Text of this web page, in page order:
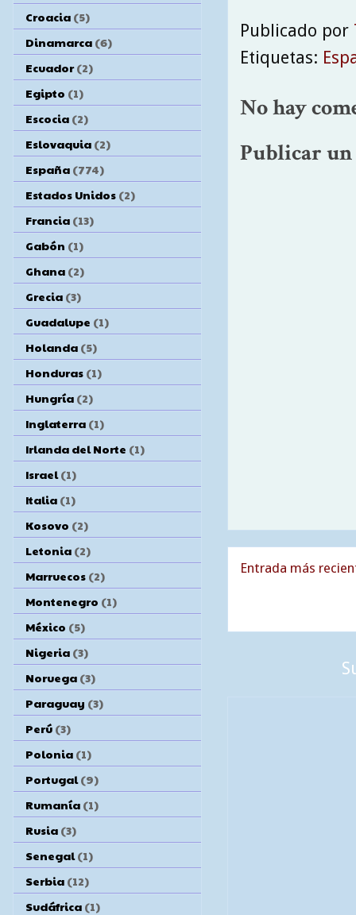
Publicado por
Etiquetas:
No hay
Publicar
Entrada más
Croacia (5)
Dinamarca (6)
Ecuador (2)
Egipto (1)
Escocia (2)
Eslovaquia (2)
España (774)
Estados Unidos (2)
Francia (13)
Gabón (1)
Ghana (2)
Grecia (3)
Guadalupe (1)
Holanda (5)
Honduras (1)
Hungría (2)
Inglaterra (1)
Irlanda del Norte (1)
Israel (1)
Italia (1)
Kosovo (2)
Letonia (2)
Marruecos (2)
Montenegro (1)
México (5)
Nigeria (3)
Noruega (3)
Paraguay (3)
Perú (3)
Polonia (1)
Portugal (9)
Rumanía (1)
Rusia (3)
Senegal (1)
Serbia (12)
Sudáfrica (1)